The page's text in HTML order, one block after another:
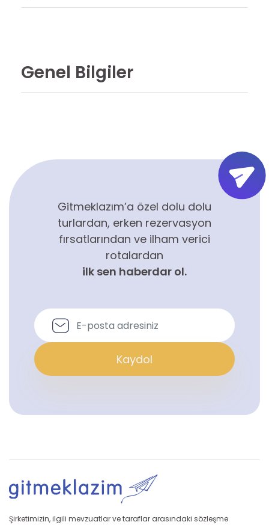
Genel Bilgiler
Gitmeklazım’a özel dolu dolu
turlardan, erken rezervasyon
fırsatlarından ve ilham verici
rotalardan
ilk sen haberdar ol.
Kaydol
Şirketimizin, ilgili mevzuatlar ve taraflar arasındaki sözleşme